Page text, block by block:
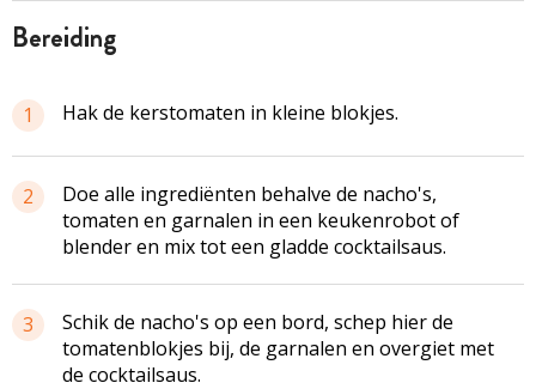
bereiding
1 Hak de kerstomaten in kleine blokjes.
2 Doe alle ingrediënten behalve de nacho's,
tomaten en garnalen in een keukenrobotof
blender en mix tot een gladde cocktailsaus.
3 Schik de nacho's op een bord, schep hier de
tomatenblokjes bij, de garnalen en overgiet met
de cocktailsaus.